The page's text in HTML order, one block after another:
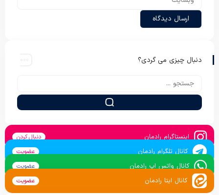
دنبال چیزی می گردی؟
اینستاگرام رادمان دنبال کردن
کانال تلگرام رادمان عضویت
کانال واتس اپ رادمان عضویت
کانال ایتا رادمان عضویت